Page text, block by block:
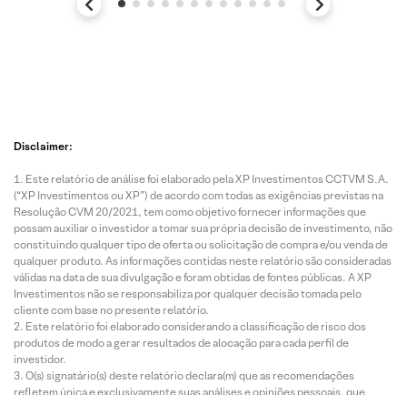
Disclaimer:
Este relatório de análise foi elaborado pela XP Investimentos CCTVM S.A.
(“XP Investimentos ou XP”) de acordo com todas as exigências previstas na
Resolução CVM 20/2021, tem como objetivo fornecer informações que
possam auxiliar o investidor a tomar sua própria decisão de investimento, não
constituindo qualquer tipo de oferta ou solicitação de compra e/ou venda de
qualquer produto. As informações contidas neste relatório são consideradas
válidas na data de sua divulgação e foram obtidas de fontes públicas. A XP
Investimentos não se responsabiliza por qualquer decisão tomada pelo
cliente com base no presente relatório.
Este relatório foi elaborado considerando a classificação de risco dos
produtos de modo a gerar resultados de alocação para cada perfil de
investidor.
O(s) signatário(s) deste relatório declara(m) que as recomendações
refletem única e exclusivamente suas análises e opiniões pessoais, que